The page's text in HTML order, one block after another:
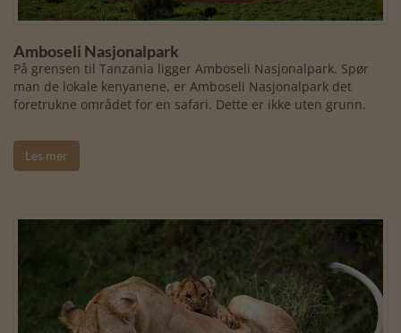
Amboseli Nasjonalpark
På grensen til Tanzania ligger Amboseli Nasjonalpark. Spør
man de lokale kenyanene, er Amboseli Nasjonalpark det
foretrukne området for en safari. Dette er ikke uten grunn.
Les mer